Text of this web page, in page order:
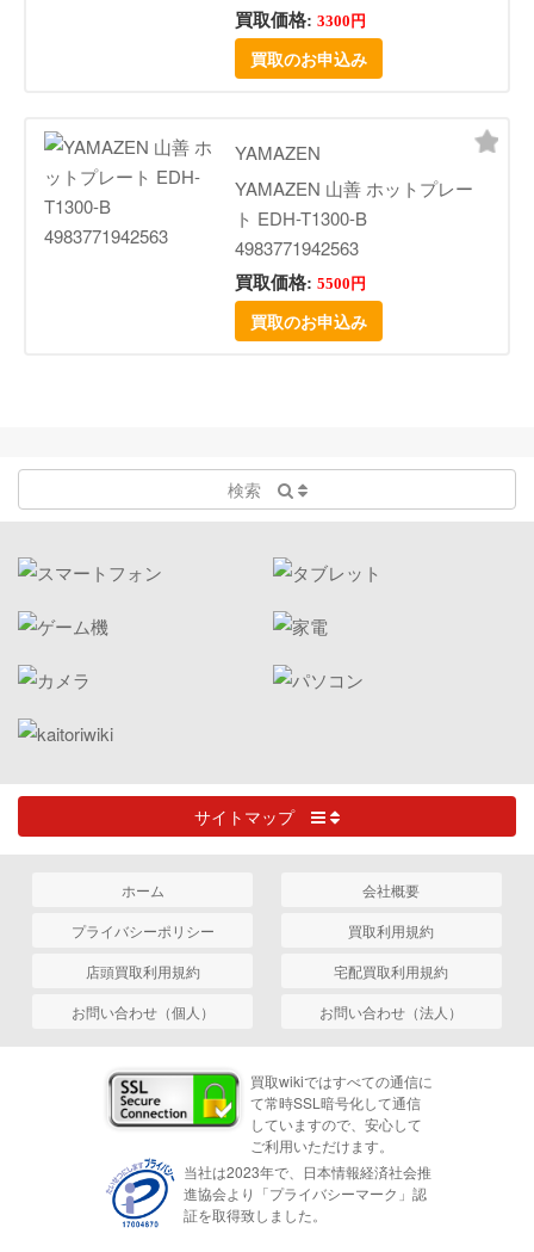
買取価格: 3300円
買取のお申込み
YAMAZEN
YAMAZEN 山善 ホットプレー
ト EDH-T1300-B
4983771942563
買取価格: 5500円
買取のお申込み
検索
サイトマップ
ホーム
会社概要
プライバシーポリシー
買取利用規約
店頭買取利用規約
宅配買取利用規約
お問い合わせ（個人）
お問い合わせ（法人）
買取wikiではすべての通信に
て常時SSL暗号化して通信
していますので、安心して
ご利用いただけます。
当社は2023年で、日本情報経済社会推
進協会より「プライバシーマーク」認
証を取得致しました。